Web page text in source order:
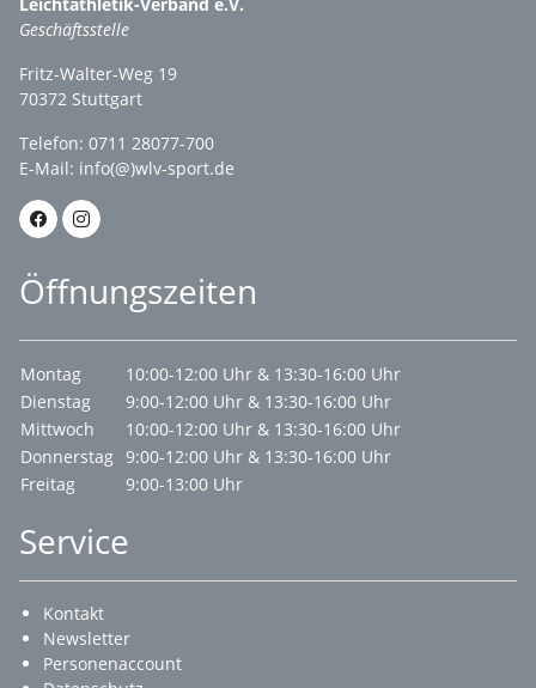
Geschäftsstelle
Fritz-Walter-Weg 19
70372 Stuttgart
Telefon: 0711 28077-700
E-Mail: info(@)wlv-sport.de
Öffnungszeiten
Montag
10:00-12:00 Uhr & 13:30-16:00 Uhr
Dienstag
9:00-12:00 Uhr & 13:30-16:00 Uhr
Mittwoch
10:00-12:00 Uhr & 13:30-16:00 Uhr
Donnerstag 9:00-12:00 Uhr & 13:30-16:00 Uhr
Freitag
9:00-13:00 Uhr
Service
Kontakt
Newsletter
Personenaccount